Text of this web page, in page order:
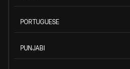
PORTUGUESE
PUNJABI